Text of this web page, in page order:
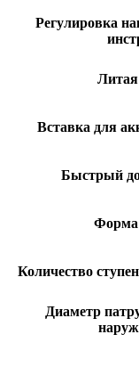
Регулировка
Вставка для
Быстрый
Форма
Количество
Диаметр